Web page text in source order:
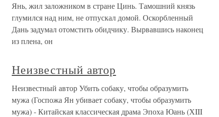
Янь, жил заложником в стране Цинь. Тамошний князь
глумился над ним, не отпускал домой. Оскор­бленный
Дань задумал отомстить обидчику. Вырвавшись наконец
из плена, он
Неизвестный автор
Неизвестный автор Убить собаку, чтобы образумить
мужа (Госпожа Ян убивает собаку, чтобы образумить
мужа) - Китайская классическая драма Эпоха Юань (ХIII